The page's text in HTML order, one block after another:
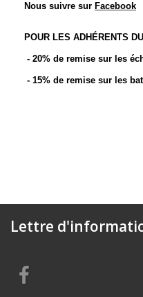
Nous suivre sur Facebook
POUR LES ADHÉRENTS
- 20% de remise sur les
- 15% de remise sur les
Lettre